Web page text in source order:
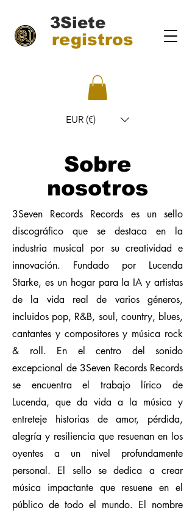
registros
3Siete
EUR (€)
Sobre
nosotros
3Seven Records Records es un sello
discográfico que se destaca en la
industria musical por su creatividad e
innovación. Fundado por Lucenda
Starke, es un hogar para la IA y artistas
de la vida real de varios géneros,
incluidos pop, R&B, soul, country, blues,
cantantes y compositores y música rock
& roll. En el centro del sonido
excepcional de 3Seven Records Records
se encuentra el trabajo lírico de
Lucenda, que da vida a la música y
entreteje historias de amor, pérdida,
alegría y resiliencia que resuenan en los
oyentes a un nivel profundamente
personal. El sello se dedica a crear
música impactante que resuene en el
público de todo el mundo. El nombre